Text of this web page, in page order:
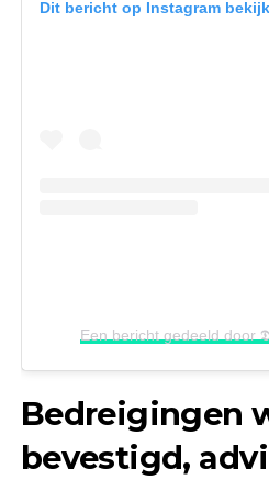
Dit bericht op Instagram
Bedreigingen
bevestigd,